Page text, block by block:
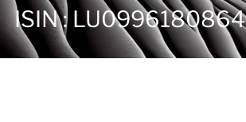
ISIN: LU0996180864